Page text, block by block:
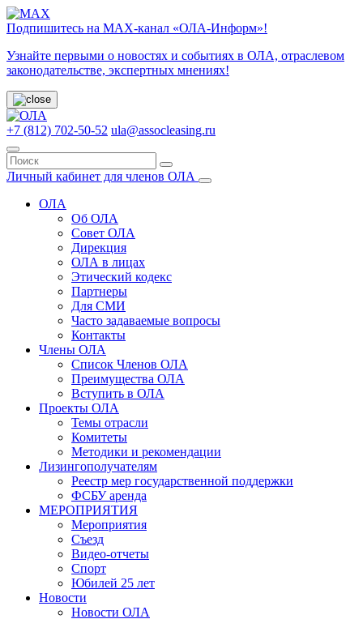
Подпишитесь на МАХ-канал «ОЛА-Информ»!
Узнайте первыми о новостях и событиях в ОЛА, отраслевом
законодательстве, экспертных мнениях!
+7 (812) 702-50-52 ula@assocleasing.ru
Личный кабинет для членов ОЛА
ОЛА
Об ОЛА
Совет ОЛА
Дирекция
ОЛА в лицах
Этический кодекс
Партнеры
Для СМИ
Часто задаваемые вопросы
Контакты
Члены ОЛА
Список Членов ОЛА
Преимущества ОЛА
Вступить в ОЛА
Проекты ОЛА
Темы отрасли
Комитеты
Методики и рекомендации
Лизингополучателям
Реестр мер государственной поддержки
ФСБУ аренда
МЕРОПРИЯТИЯ
Мероприятия
Съезд
Видео-отчеты
Спорт
Юбилей 25 лет
Новости
Новости ОЛА